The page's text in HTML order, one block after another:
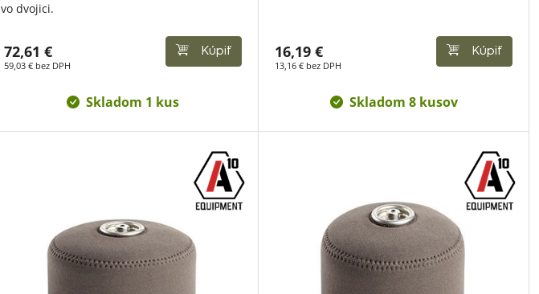
vo dvojici.
72,61 €
59,03 € bez DPH
Kúpiť
Skladom 1 kus
16,19 €
13,16 € bez DPH
Kúpiť
Skladom 8 kusov